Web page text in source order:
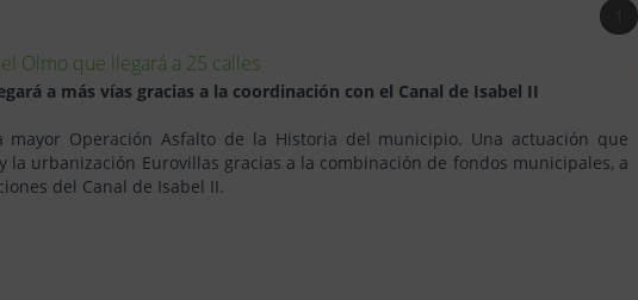
Olmo que llegará a 25 calles
a más vías gracias a la coordinación con el Canal de Isabel II
Operación Asfalto de la Historia del municipio. Una actuación que
urbanización Eurovillas gracias a la combinación de fondos municipales, a
del Canal de Isabel II.